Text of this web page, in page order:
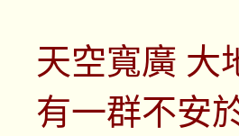
天空寬廣 大
有一群不安